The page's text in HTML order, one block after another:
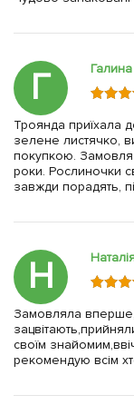
Г
Троянда приїхала
зелене листячко,
покупкою.
роки. Рослиночки
завжди порадять,
Н
Замовляла
своїм
рекомендую всім